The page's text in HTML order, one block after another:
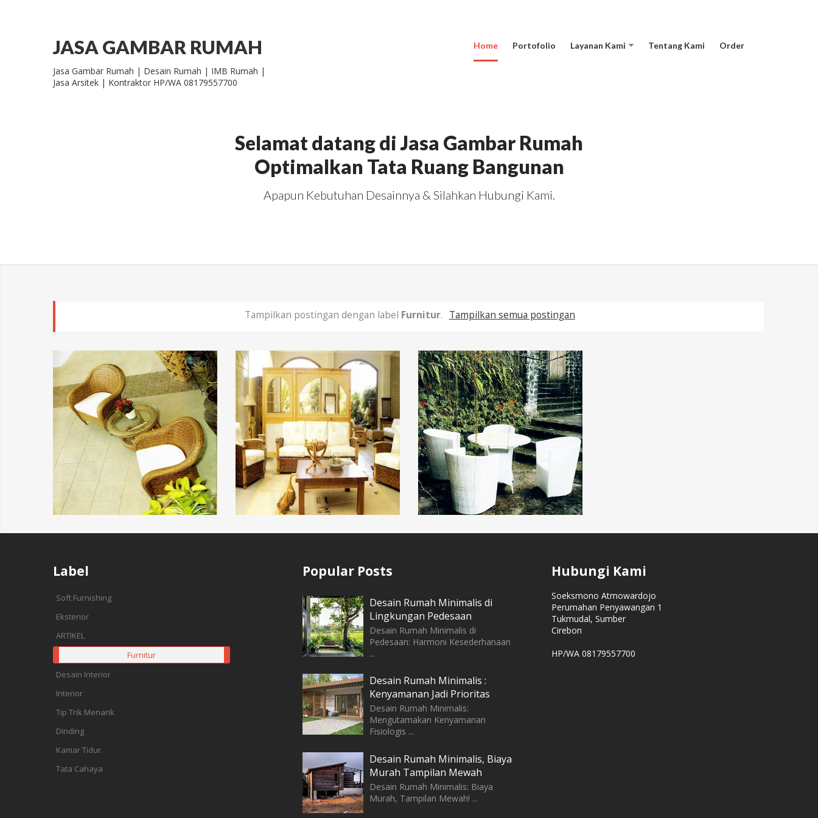
JASA GAMBAR RUMAH
Jasa Gambar Rumah | Desain Rumah | IMB Rumah |
Jasa Arsitek | Kontraktor HP/WA 08179557700
Home Portofolio Layanan Kami Tentang Kami Order
Selamat datang di Jasa Gambar Rumah
Optimalkan Tata Ruang Bangunan
Apapun Kebutuhan Desainnya & Silahkan Hubungi Kami.
Tampilkan postingan dengan label Furnitur. Tampilkan semua postingan
Label
Soft Furnishing
Eksterior
ARTIKEL
Furnitur
Desain Interior
Interior
Tip Trik Menarik
Dinding
Kamar Tidur.
Tata Cahaya
Popular Posts
Desain Rumah Minimalis di
Lingkungan Pedesaan
Desain Rumah Minimalis di
Pedesaan: Harmoni Kesederhanaan
...
Desain Rumah Minimalis :
Kenyamanan Jadi Prioritas
Desain Rumah Minimalis:
Mengutamakan Kenyamanan
Fisiologis ...
Desain Rumah Minimalis, Biaya
Murah Tampilan Mewah
Desain Rumah Minimalis: Biaya
Murah, Tampilan Mewah! ...
Hubungi Kami
Soeksmono Atmowardojo
Perumahan Penyawangan 1
Tukmudal, Sumber
Cirebon
HP/WA 08179557700